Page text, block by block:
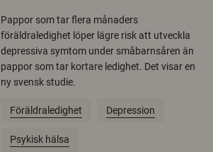
Pappor som tar flera månaders
föräldraledighet löper lägre risk att utveckla
depressiva symtom under småbarnsåren än
pappor som tar kortare ledighet. Det visar en
ny svensk studie.
Föräldraledighet Depression
Psykisk hälsa